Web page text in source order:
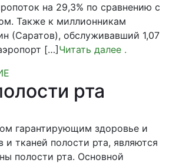
на 29,3% по сравнению с
Также к миллионникам
(Саратов), обслуживавший 1,07
[…] Читать далее .
рта
гарантирующим здоровье и
и тканей полости рта, являются
полости рта. Основной